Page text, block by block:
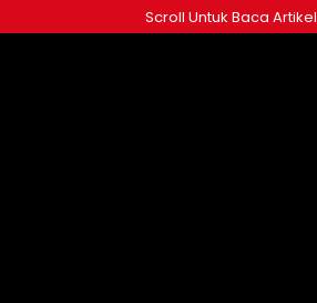
ke
Scroll Untuk Baca Artikel